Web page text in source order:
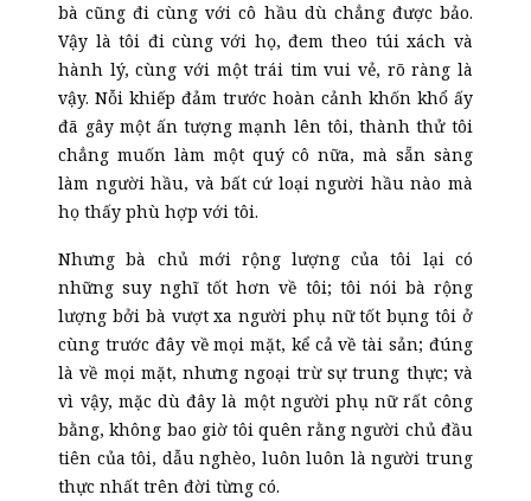
bà cũng đi cùng với cô hầu dù chẳng được bảo.
Vậy là tôi đi cùng với họ, đem theo túi xách và
hành lý, cùng với một trái tim vui vẻ, rõ ràng là
vậy. Nỗi khiếp đảm trước hoàn cảnh khốn khổ ấy
đã gây một ấn tượng mạnh lên tôi, thành thử tôi
chẳng muốn làm một quý cô nữa, mà sẵn sàng
làm người hầu, và bất cứ loại người hầu nào mà
họ thấy phù hợp với tôi.
Nhưng bà chủ mới rộng lượng của tôi lại có
những suy nghĩ tốt hơn về tôi; tôi nói bà rộng
lượng bởi bà vượt xa người phụ nữ tốt bụng tôi ở
cùng trước đây về mọi mặt, kể cả về tài sản; đúng
là về mọi mặt, nhưng ngoại trừ sự trung thực; và
vì vậy, mặc dù đây là một người phụ nữ rất công
bằng, không bao giờ tôi quên rằng người chủ đầu
tiên của tôi, dẫu nghèo, luôn luôn là người trung
thực nhất trên đời từng có.